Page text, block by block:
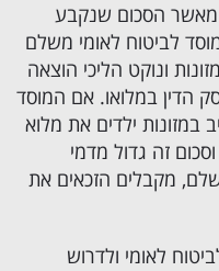
מאשר הסכום שנקבע
לביטוח לאומי משלם
ונוקט הליכי הוצאה
הדין במלואו. אם המוסד
במזונות ילדים את מלוא
זה גדול מדמי
מקבלים הזכאים את
לאומי ולדרוש